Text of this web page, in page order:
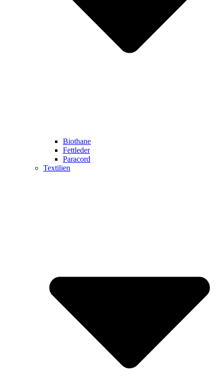
Biothane
Fettleder
Paracord
Textilien